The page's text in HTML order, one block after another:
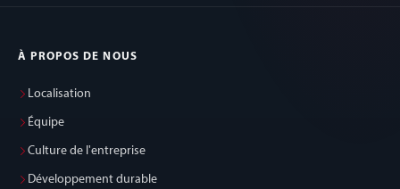
À PROPOS DE NOUS
Localisation
Équipe
Culture de l'entreprise
Développement durable